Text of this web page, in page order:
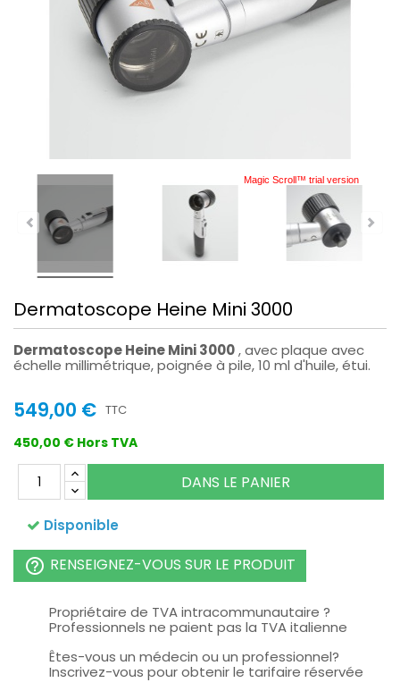
Magic Scroll™ trial version
Dermatoscope Heine Mini 3000
Dermatoscope Heine Mini 3000, avec plaque avec
échelle millimétrique, poignée à pile, 10 ml d'huile, étui.
549,00 € TTC
450,00 € Hors TVA
DANS LE PANIER
Disponible
help_outline RENSEIGNEZ-VOUS SUR LE PRODUIT
Propriétaire de TVA intracommunautaire ?
Professionnels ne paient pas la TVA italienne
Êtes-vous un médecin ou un professionnel?
Inscrivez-vous pour obtenir le tarifaire réservée